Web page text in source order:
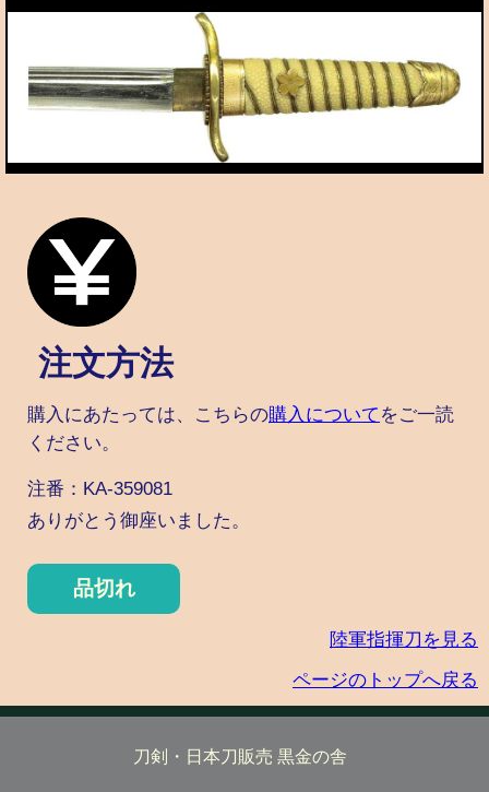
注文方法
購入にあたっては、こちらの購入について をご一読
ください。
注番：KA-359081
ありがとう御座いました。
品切れ
陸軍指揮刀を見る
ページのトップへ戻る
刀剣・日本刀販売 黒金の舎